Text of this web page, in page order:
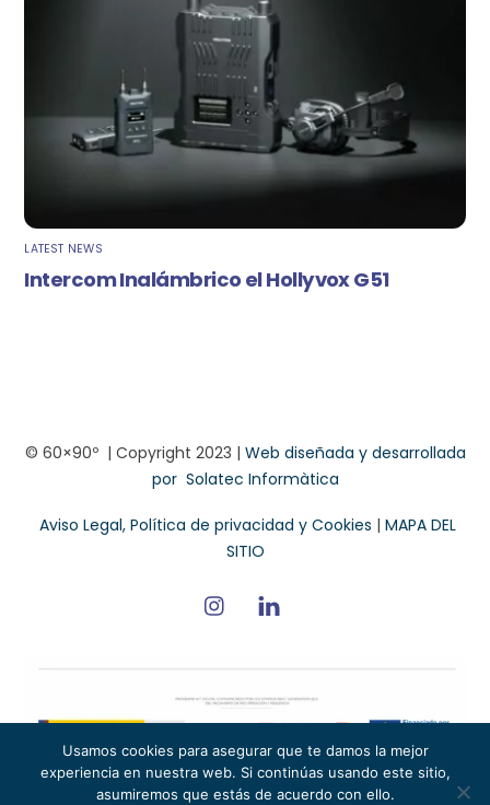
LATEST NEWS
Intercom Inalámbrico el Hollyvox G51
© 60×90º | Copyright 2023 | Web diseñada y desarrollada
por Solatec Informàtica
Aviso Legal, Política de privacidad y Cookies | MAPA DEL
SITIO
Intercomunicadores profesionales Intercomunicadores
Usamos cookies para asegurar que te damos la mejor
experiencia en nuestra web. Si continúas usando este sitio,
asumiremos que estás de acuerdo con ello.